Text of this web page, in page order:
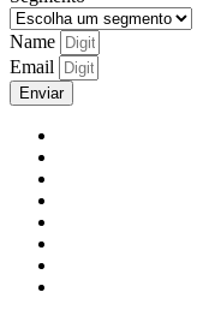
Name
Email
Enviar